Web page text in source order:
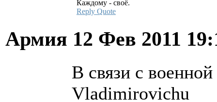
Каждому - своё.
Reply Quote
Армия 12 Фев 2011
В связи с
Vladimirovichu